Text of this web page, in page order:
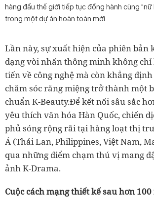
hàng đầu thế giới tiếp tục đồng hành cùng
trong một dự án hoàn toàn mới.
Lần này, sự xuất hiện của phiên bản
dạng vòi nhấn thông minh không chỉ
tiến về công nghệ mà còn khẳng
chăm sóc răng miệng trở thành một
chuẩn K-Beauty.Để kết nối sâu sắc
yêu thích văn hóa Hàn Quốc, chiến
phủ sóng rộng rãi tại hàng loạt thị
Á (Thái Lan, Philippines, Việt Nam,
qua những điểm chạm thú vị mang
ảnh K-Drama.
Cuộc cách mạng thiết kế sau hơn